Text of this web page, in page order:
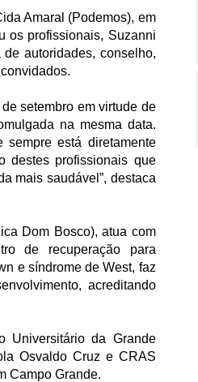
Amaral (Podemos), em
os profissionais, Suzanni
autoridades, conselho,
setembro em virtude de
na mesma data.
sempre está diretamente
destes profissionais que
mais saudável”, destaca
Dom Bosco), atua com
de recuperação para
e síndrome de West, faz
acreditando
Universitário da Grande
Osvaldo Cruz e CRAS
Campo Grande.